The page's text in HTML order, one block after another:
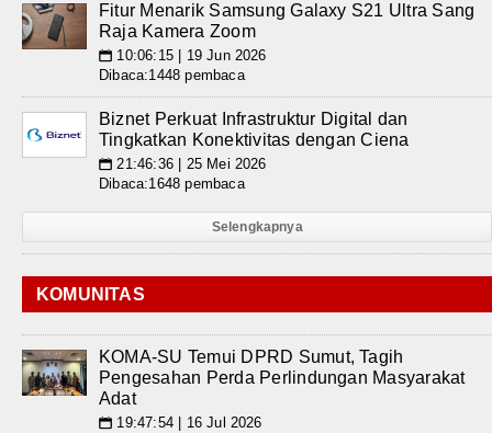
Fitur Menarik Samsung Galaxy S21 Ultra Sang
Raja Kamera Zoom
📅 10:06:15 | 19 Jun 2026
Dibaca:1448 pembaca
Biznet Perkuat Infrastruktur Digital dan
Tingkatkan Konektivitas dengan Ciena
📅 21:46:36 | 25 Mei 2026
Dibaca:1648 pembaca
Selengkapnya
KOMUNITAS
KOMA-SU Temui DPRD Sumut, Tagih
Pengesahan Perda Perlindungan Masyarakat
Adat
📅 19:47:54 | 16 Jul 2026